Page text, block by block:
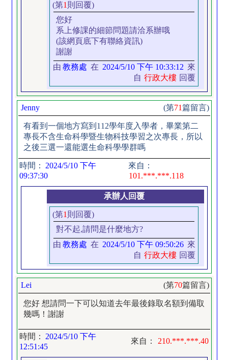
(第1 則回覆)
您好
系上修課的細節問題請洽系辦哦
(該網頁底下有聯絡資訊)
謝謝
由 教務處 在 2024/5/10 下午 10:33:12 來
自 行政大樓 回覆
Jenny (第71篇留言)
有看到一個地方寫到112學年度入學者，畢業第二
專長不含生命科學暨生物科技學習之次專長，所以
之後三選一還能選生命科學學群嗎
時間：
2024/5/10 下午
09:37:30
來自：
101.***.***.118
承辦人回覆
(第1 則回覆)
對不起,請問是什麼地方?
由 教務處 在 2024/5/10 下午 09:50:26 來
自 行政大樓 回覆
Lei (第70篇留言)
您好 想請問一下可以知道去年最後錄取名額到備取
幾嗎！謝謝
時間：
2024/5/10 下午
12:51:45
來自： 210.***.***.40